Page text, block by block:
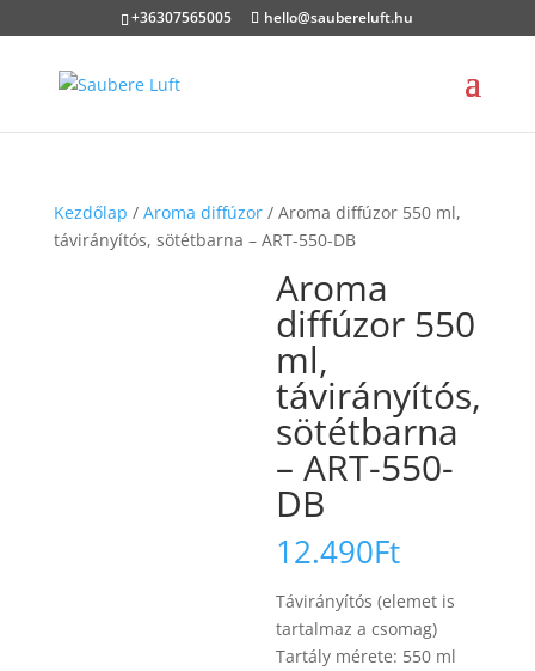
+36307565005 hello@saubereluft.hu
Kezdőlap / Aroma diffúzor/ Aroma diffúzor 550 ml,
távirányítós, sötétbarna – ART-550-DB
Aroma
diffúzor 550
ml,
távirányítós,
sötétbarna
– ART-550-
DB
12.490Ft
Távirányítós (elemet is
tartalmaz a csomag)
Tartály mérete: 550 ml